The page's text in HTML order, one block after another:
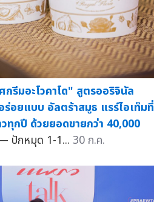
กรีมอะโวคาโด" สูตรออริจินัล
ร่อยแบบ อัลตร้าสมูธ แรร์ไอเท็มที่
ทุกปี ด้วยยอดขายกว่า 40,000
ปักหมุด 1-1... 30 ก.ค.